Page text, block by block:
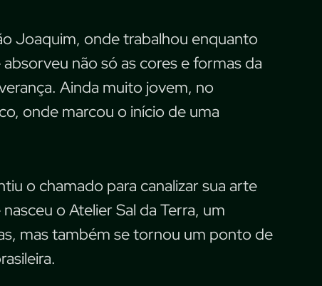
Joaquim, onde trabalhou enquanto
não só as cores e formas da
Ainda muito jovem, no
onde marcou o início de uma
o chamado para canalizar sua arte
o Atelier Sal da Terra, um
mas também se tornou um ponto de